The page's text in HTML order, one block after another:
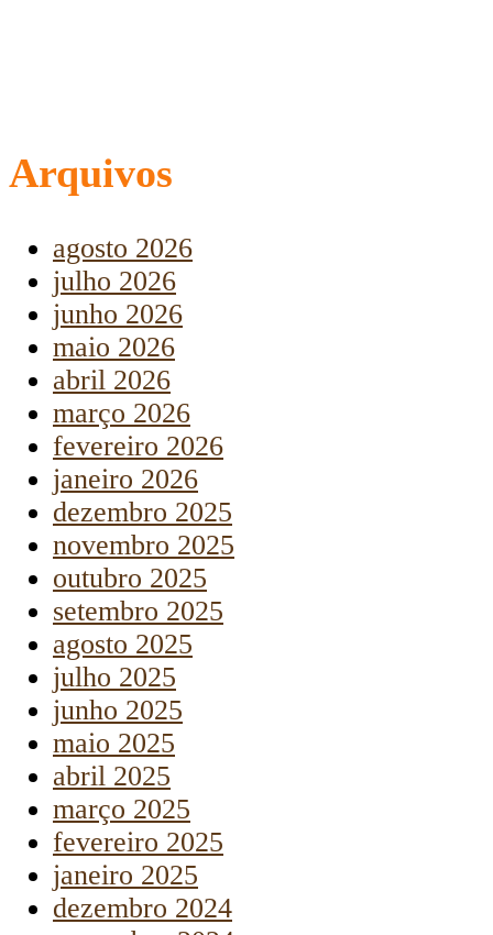
Arquivos
agosto 2026
julho 2026
junho 2026
maio 2026
abril 2026
março 2026
fevereiro 2026
janeiro 2026
dezembro 2025
novembro 2025
outubro 2025
setembro 2025
agosto 2025
julho 2025
junho 2025
maio 2025
abril 2025
março 2025
fevereiro 2025
janeiro 2025
dezembro 2024